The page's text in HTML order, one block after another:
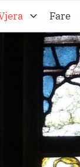
Fare
O
O
O
Impressum
Datenschutz